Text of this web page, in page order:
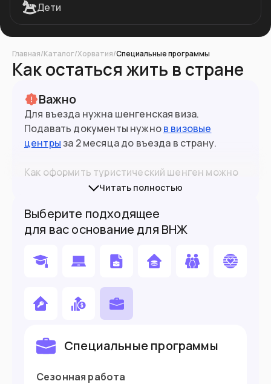
Дети
Главная/Каталог/Хорватия/Специальные программы
Как остаться жить в стране
Важно
Для въезда нужна шенгенская виза.
Подавать документы нужнов визовые
центрыза 2 месяца до въезда в страну.
Как оформить туристический шенген можно
в нашем материале на сайте
При въезде в страны ЕС желательно иметь
биометрический (10-летний) паспорт.
каждая ситуация будет оцениваться
погранслужбы конкретной страны ЕС.
Население 3.8 млн
Подойдет вам если
Читать полностью
Выберите подходящее
для вас основание для ВНЖ
Специальные программы
Сезонная работа